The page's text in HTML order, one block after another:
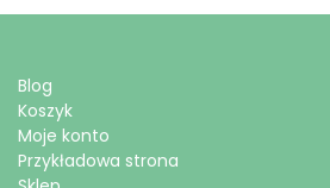
Blog
Koszyk
Moje konto
Przykładowa strona